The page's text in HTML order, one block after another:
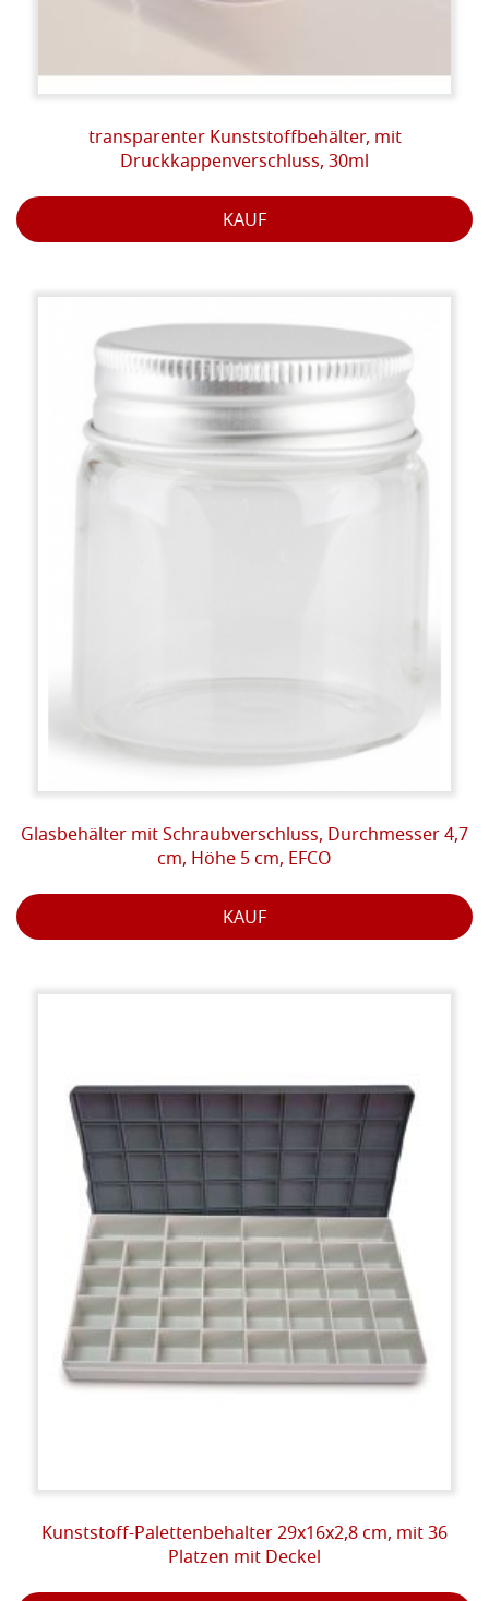
transparenter Kunststoffbehälter, mit
Druckkappenverschluss, 30ml
KAUF
Glasbehälter mit Schraubverschluss, Durchmesser 4,7
cm, Höhe 5 cm, EFCO
KAUF
Kunststoff-Palettenbehalter 29x16x2,8 cm, mit 36
Platzen mit Deckel